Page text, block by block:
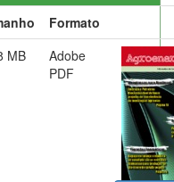
Formato
MB
Adobe
PDF